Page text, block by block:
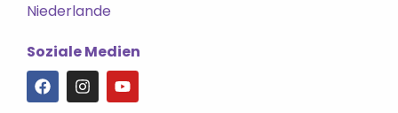
Niederlande
Soziale Medien
F
a
I
n
Y
o